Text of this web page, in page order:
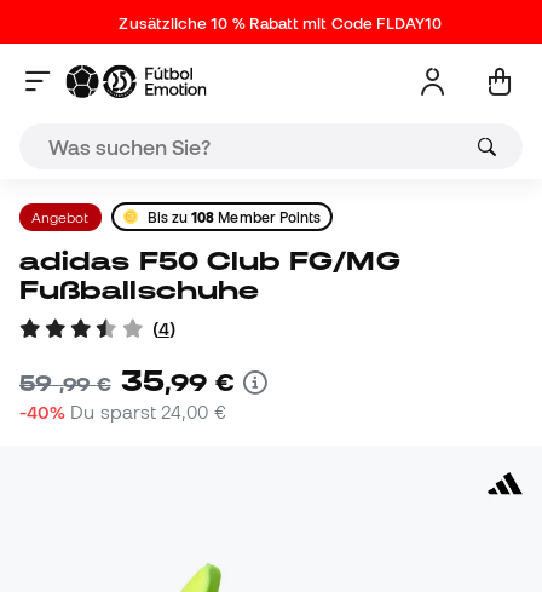
Zusätzliche 10 % Rabatt mit Code FLDAY10
Angebot Bis zu108 Member Points
adidas F50 Club FG/MG
Fußballschuhe
(4)
59,99 € 35,99 €
-40% Du sparst 24,00 €